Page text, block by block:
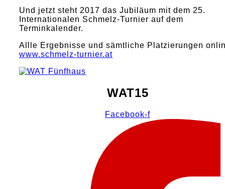
Und jetzt steht 2017 das Jubiläum mit dem 25.
Internationalen Schmelz-Turnier auf dem
Terminkalender.
Allle Ergebnisse und sämtliche Platzierungen
www.schmelz-turnier.at
WAT15
Facebook-f